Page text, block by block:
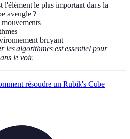
l'élément le plus important dans la
aveugle ?
bruyant
les algorithmes est essentiel pour
le voir.
résoudre un Rubik's Cube